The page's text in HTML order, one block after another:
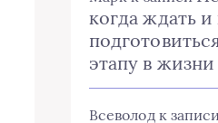
когда ждать и
этапу в жизни
Всеволодк